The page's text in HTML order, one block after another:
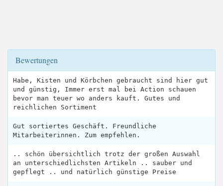
Bewertungen
Habe, Kisten und Körbchen gebraucht sind hier gut
und günstig, Immer erst mal bei Action schauen
bevor man teuer wo anders kauft. Gutes und
reichlichen Sortiment
Gut sortiertes Geschäft. Freundliche
Mitarbeiterinnen. Zum empfehlen.
.. schön übersichtlich trotz der großen Auswahl
an unterschiedlichsten Artikeln .. sauber und
gepflegt .. und natürlich günstige Preise